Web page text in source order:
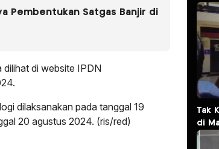
Pembentukan Satgas Banjir di
dilihat di website IPDN
dilaksanakan pada tanggal 19
20 agustus 2024. (ris/red)
Tak
di